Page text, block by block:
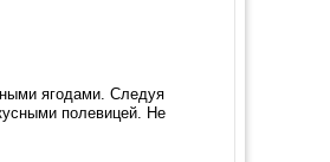
ягодами. Следуя
полевицей. Не